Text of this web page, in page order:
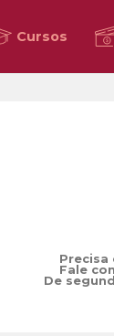
Cursos
Precisa
Fale
De